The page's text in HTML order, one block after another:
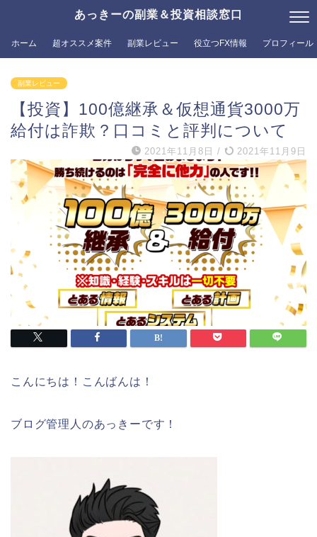
あっきーの副業＆投資相談窓口
ホーム 超オススメ案件 副業レビュー 役立つFX情報 プロフィール
副業レビュー
【投資】100億継承＆仮想通貨3000万
給付は詐欺？口コミと評判について
2021年11月8日 / 2021年11月9日
こんにちは！こんばんは！
ブログ管理人のあっきーです！